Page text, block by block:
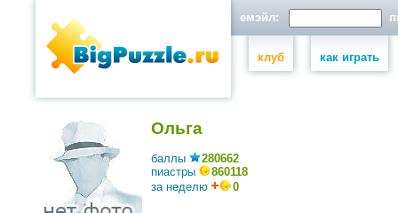
емэйл:
клуб как играть
Ольга
баллы
280662
пиастры
860118
за неделю
0